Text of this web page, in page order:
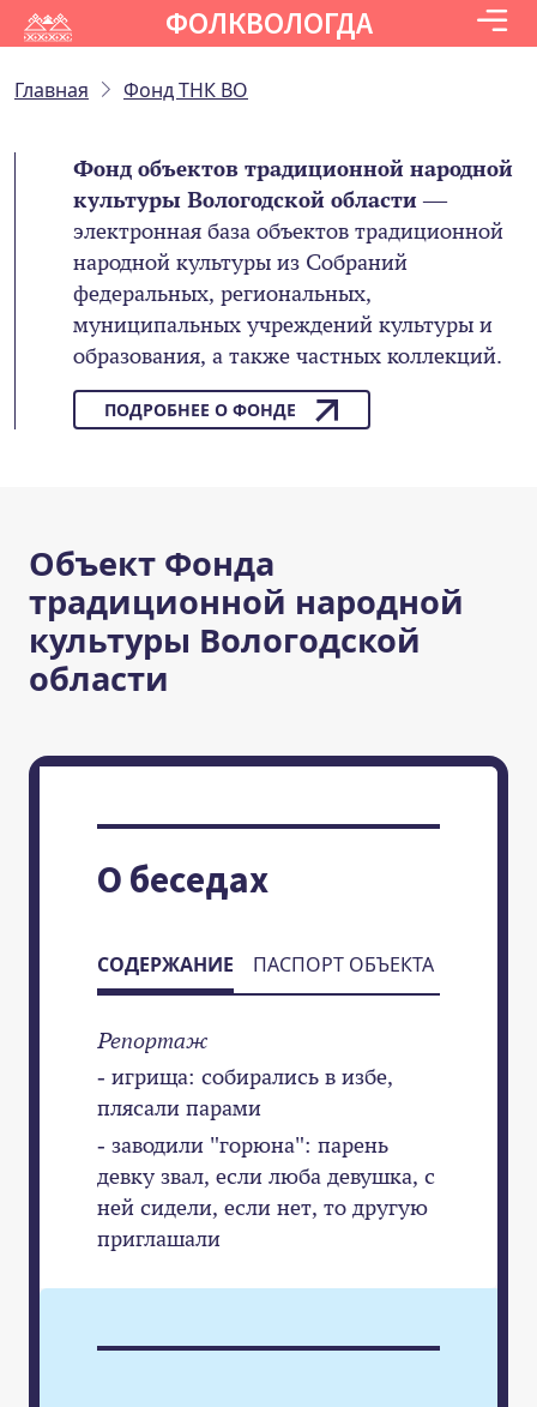
ФОЛКВОЛОГДА
Главная Фонд ТНК ВО
Фонд объектов традиционной народной
культуры Вологодской области—
электронная база объектов традиционной
народной культуры из Собраний
федеральных, региональных,
муниципальных учреждений культуры и
образования, а также частных коллекций.
ПОДРОБНЕЕ О ФОНДЕ
Объект Фонда
традиционной народной
культуры Вологодской
области
О беседах
СОДЕРЖАНИЕ ПАСПОРТ ОБЪЕКТА
Репортаж
- игрища: собирались в избе,
плясали парами
- заводили "горюна": парень
девку звал, если люба девушка, с
ней сидели, если нет, то другую
приглашали